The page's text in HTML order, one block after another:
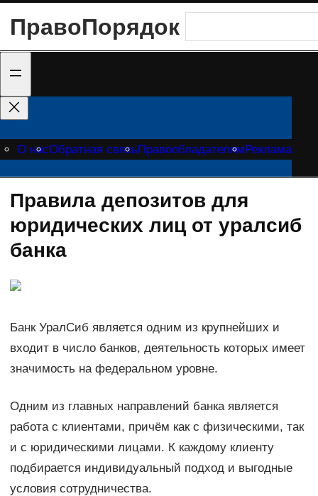
содержимому
ПравоПорядок
О насОбратная связь Правообладателям Реклама
Правила депозитов для
юридических лиц от уралсиб
банка
Банк УралСиб является одним из крупнейших и
входит в число банков, деятельность которых имеет
значимость на федеральном уровне.
Одним из главных направлений банка является
работа с клиентами, причём как с физическими, так
и с юридическими лицами. К каждому клиенту
подбирается индивидуальный подход и выгодные
условия сотрудничества.